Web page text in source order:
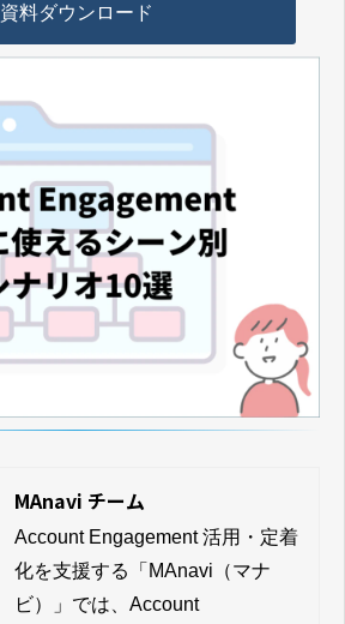
資料ダウンロード
MAnavi チーム
Account Engagement 活用・定着
化を支援する「MAnavi（マナ
ビ）」では、Account